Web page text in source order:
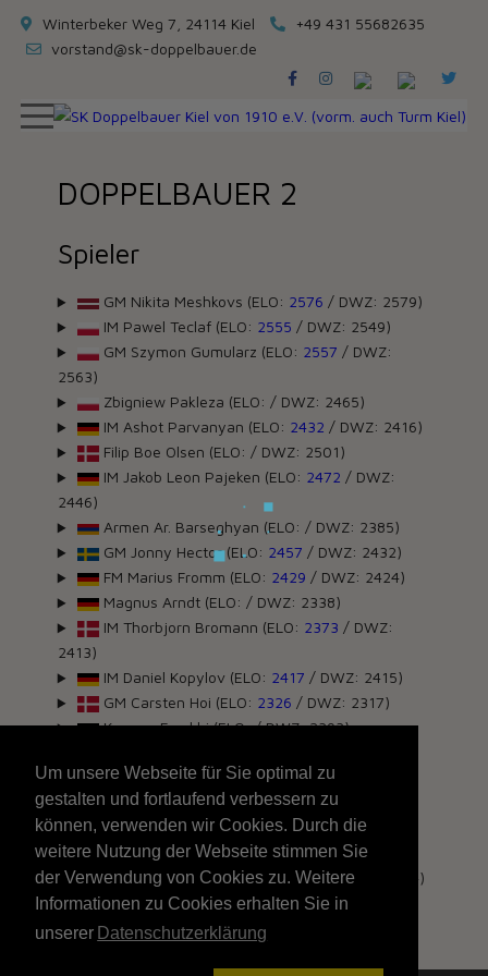
Um unsere Webseite für Sie optimal zu
gestalten und fortlaufend verbessern zu
können, verwenden wir Cookies. Durch die
weitere Nutzung der Webseite stimmen Sie
der Verwendung von Cookies zu. Weitere
Informationen zu Cookies erhalten Sie in
unserer Datenschutzerklärung
Winterbeker Weg 7, 24114 Kiel
+49 431 55682635
vorstand@sk-doppelbauer.de
DOPPELBAUER 2
Spieler
GM Nikita Meshkovs (ELO: 2576 / DWZ: 2579)
IM Pawel Teclaf (ELO: 2555 / DWZ: 2549)
GM Szymon Gumularz (ELO: 2557 / DWZ:
2563)
Zbigniew Pakleza (ELO:/ DWZ: 2465)
IM Ashot Parvanyan (ELO: 2432 / DWZ: 2416)
Filip Boe Olsen (ELO:/ DWZ: 2501)
IM Jakob Leon Pajeken (ELO: 2472 / DWZ:
2446)
Armen Ar. Barseghyan (ELO:/ DWZ: 2385)
GM Jonny Hector (ELO: 2457 / DWZ: 2432)
FM Marius Fromm (ELO: 2429 / DWZ: 2424)
Magnus Arndt (ELO:/ DWZ: 2338)
IM Thorbjorn Bromann (ELO: 2373 / DWZ:
2413)
IM Daniel Kopylov (ELO: 2417 / DWZ: 2415)
GM Carsten Hoi (ELO: 2326 / DWZ: 2317)
Keyvan Farokhi (ELO:/ DWZ: 2393)
Mads Boe (ELO:/ DWZ: 2287)
Mats Beeck (ELO:/ DWZ: 2220)
FM Ralph Junge (ELO:2161 / DWZ: 2147)
Wolfgang Pajeken (ELO:/ DWZ: 2250)
FM Magnus Ermitsch (ELO: 2215/ DWZ: 2224)